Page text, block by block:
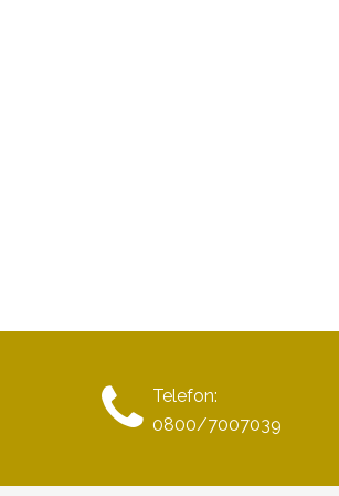
Telefon:
0800/7007039